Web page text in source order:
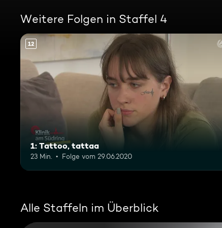
Weitere Folgen in Staffel 4
12
1: Tattoo, tattaa
23 Min. Folge vom 29.06.2020
Alle Staffeln im Überblick